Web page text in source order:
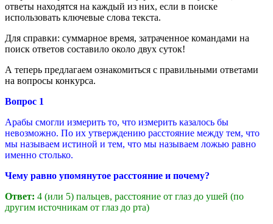
ответы находятся на каждый из них, если в поиске
использовать ключевые слова текста.
Для справки: суммарное время, затраченное командами на
поиск ответов составило около двух суток!
А теперь предлагаем ознакомиться с правильными ответами
на вопросы конкурса.
Вопрос 1
Арабы смогли измерить то, что измерить казалось бы
невозможно. По их утверждению расстояние между тем, что
мы называем истиной и тем, что мы называем ложью равно
именно столько.
Чему равно упомянутое расстояние и почему?
Ответ: 4 (или 5) пальцев, расстояние от глаз до ушей (по
другим источникам от глаз до рта)